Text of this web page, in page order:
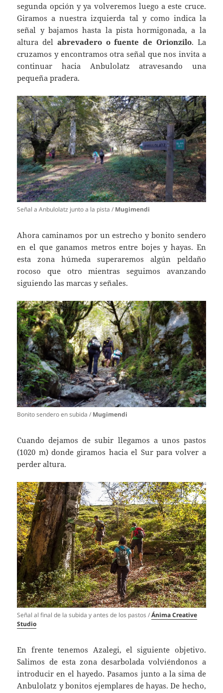
segunda opción y ya volveremos luego a este cruce.
Giramos a nuestra izquierda tal y como indica la
señal y bajamos hasta la pista hormigonada, a la
altura del abrevadero o fuente de Orionzilo. La
cruzamos y encontramos otra señal que nos invita a
continuar hacia Anbulolatz atravesando una
pequeña pradera.
Señal a Anbulolatz junto a la pista / Mugimendi
Ahora caminamos por un estrecho y bonito sendero
en el que ganamos metros entre bojes y hayas. En
esta zona húmeda superaremos algún peldaño
rocoso que otro mientras seguimos avanzando
siguiendo las marcas y señales.
Bonito sendero en subida / Mugimendi
Cuando dejamos de subir llegamos a unos pastos
(1020 m) donde giramos hacia el Sur para volver a
perder altura.
Señal al final de la subida y antes de los pastos /Ánima Creative
Studio
En frente tenemos Azalegi, el siguiente objetivo.
Salimos de esta zona desarbolada volviéndonos a
introducir en el hayedo. Pasamos junto a la sima de
Anbulolatz y bonitos ejemplares de hayas. De hecho,